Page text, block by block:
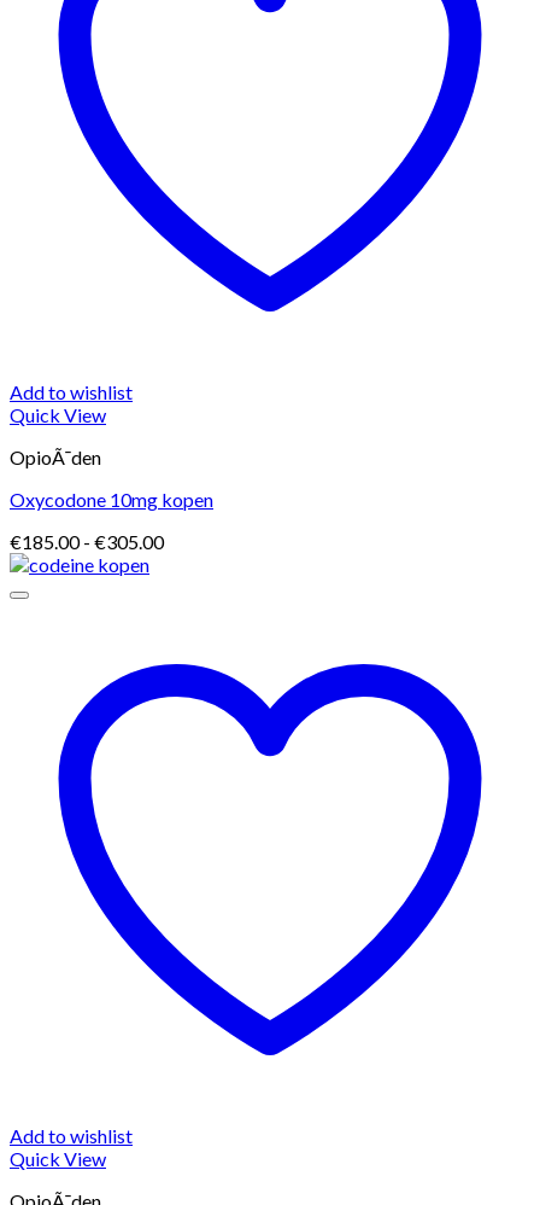
Add to wishlist
Quick View
OpioÃ¯den
Oxycodone 10mg kopen
€185.00 - €305.00Prijsklasse:
Add to wishlist
Quick View